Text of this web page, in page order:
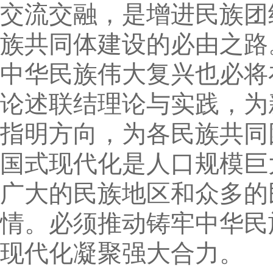
交流交融，是增进民族
族共同体建设的必由之
中华民族伟大复兴也必
论述联结理论与实践，
指明方向，为各民族共
国式现代化是人口规模
广大的民族地区和众多
情。必须推动铸牢中华
现代化凝聚强大合力。